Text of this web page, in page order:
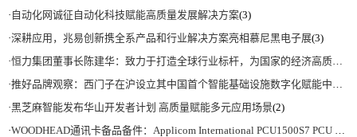
· 自动化网诚征自动化科技赋能高质量发展解决方案(3)
·深耕应用，兆易创新携全系产品和行业解决方案亮相慕尼黑电子展(3)
·恒力集团董事长陈建华：致力于打造全球行业标杆，为国家的经济高质量发展贡献更大力量|上海电气集团党委书记、董事长吴磊来访
·推好品牌观察：西门子在沪设立其中国首个智能基础设施数字化赋能中心
·黑芝麻智能发布华山开发者计划 高质量赋能多元应用场景(2)
·WOODHEAD通讯卡备品备件：Applicom International PCU1500S7 PCU 1500 S7 V4.5.0